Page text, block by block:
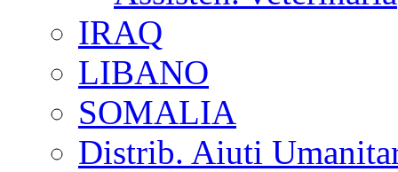
IRAQ
LIBANO
SOMALIA
Distrib. Aiuti